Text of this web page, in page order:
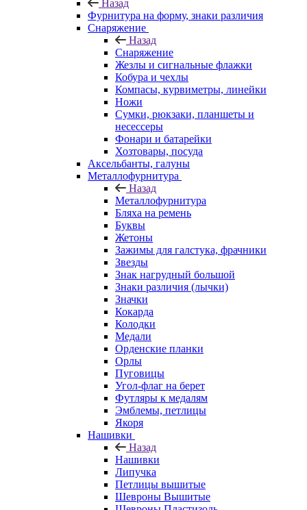
Назад
Фурнитура на форму, знаки различия
Снаряжение
Назад
Снаряжение
Жезлы и сигнальные флажки
Кобура и чехлы
Компасы, курвиметры, линейки
Ножи
Сумки, рюкзаки, планшеты и
несессеры
Фонари и батарейки
Хозтовары, посуда
Аксельбанты, галуны
Металлофурнитура
Назад
Металлофурнитура
Бляха на ремень
Буквы
Жетоны
Зажимы для галстука, фрачники
Звезды
Знак нагрудный большой
Знаки различия (лычки)
Значки
Кокарда
Колодки
Медали
Орденские планки
Орлы
Пуговицы
Угол-флаг на берет
Футляры к медалям
Эмблемы, петлицы
Якоря
Нашивки
Назад
Нашивки
Липучка
Петлицы вышитые
Шевроны Вышитые